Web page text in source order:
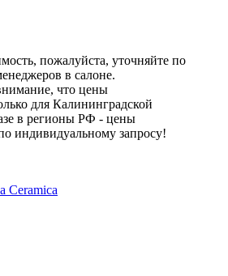
пожалуйста, уточняйте по
в салоне.
что цены
для Калининградской
в регионы РФ - цены
индивидуальному запросу!
Ceramica